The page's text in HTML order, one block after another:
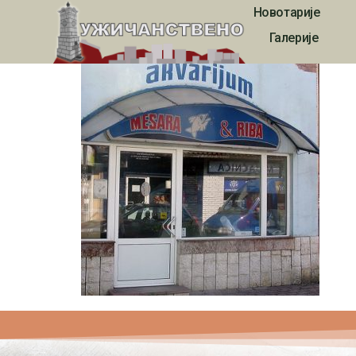
Новотарије
Галерије
Prodavnica mesa